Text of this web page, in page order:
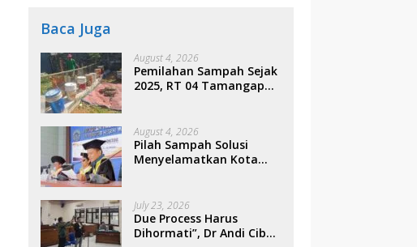
Baca Juga
August 4, 2026
Pemilahan Sampah Sejak
2025, RT 04 Tamangapa
Warga
August 4, 2026
Pilah Sampah Solusi
Menyelamatkan Kota
July 23, 2026
Due Process Harus
Dihormati”, Dr Andi Cibu